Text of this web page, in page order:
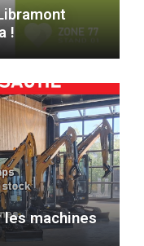
!
les machines